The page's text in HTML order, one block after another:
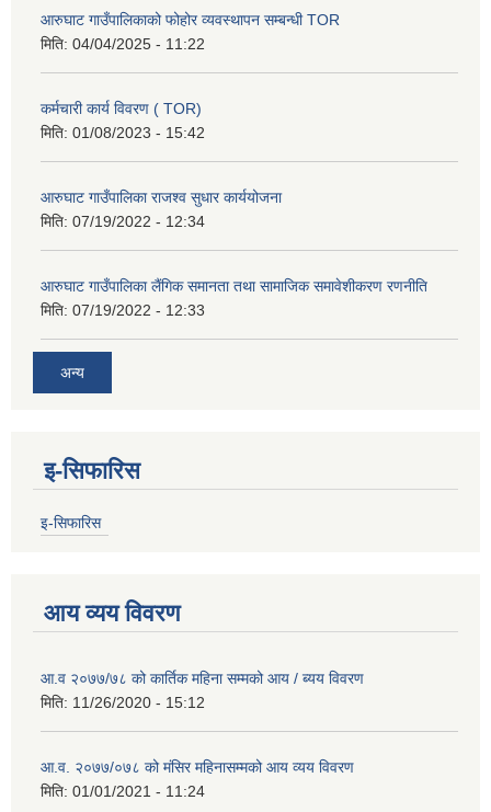
आरुघाट गाउँपालिकाको फोहोर व्यवस्थापन सम्बन्धी TOR
मिति: 04/04/2025 - 11:22
कर्मचारी कार्य विवरण ( TOR)
मिति: 01/08/2023 - 15:42
आरुघाट गाउँपालिका राजश्व सुधार कार्ययोजना
मिति: 07/19/2022 - 12:34
आरुघाट गाउँपालिका लैंगिक समानता तथा सामाजिक समावेशीकरण रणनीति
मिति: 07/19/2022 - 12:33
अन्य
इ-सिफारिस
इ-सिफारिस
आय व्यय विवरण
आ.व २०७७/७८ को कार्तिक महिना सम्मको आय / ब्यय विवरण
मिति: 11/26/2020 - 15:12
आ.व. २०७७/०७८ को मंसिर महिनासम्मको आय व्यय विवरण
मिति: 01/01/2021 - 11:24